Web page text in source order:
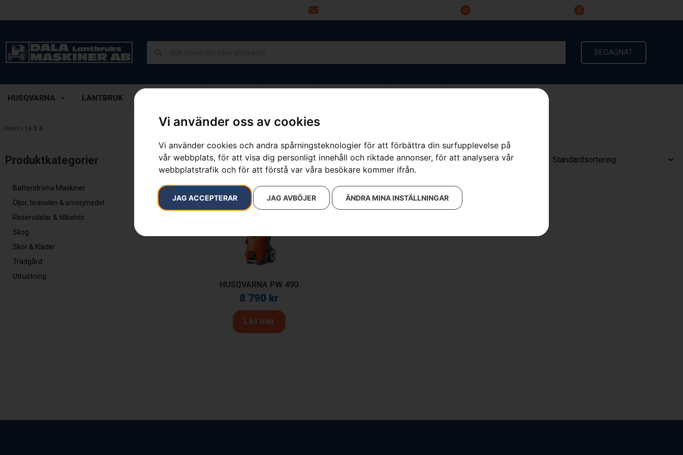
Vi använder oss av cookies
Vi använder cookies och andra spårningsteknologier för att förbättra din surfupplevelse på
vår webbplats, för att visa dig personligt innehåll och riktade annonser, för att analysera vår
webbplatstrafik och för att förstå var våra besökare kommer ifrån.
JAG ACCEPTERAR JAG AVBÖJER ÄNDRA MINA INSTÄLLNINGAR
BEGAGNAT
HUSQVARNA LANTBRUK
Hem » 14.5 A
Produktkategorier​
Batteridrivna Maskiner
Oljor, bränslen & smörjmedel
Reservdelar & tillbehör
Skog
Skor & Kläder
Trädgård
Utrustning
Endast ett sökresultat
HUSQVARNA PW 490
8 790 kr
Läs mer